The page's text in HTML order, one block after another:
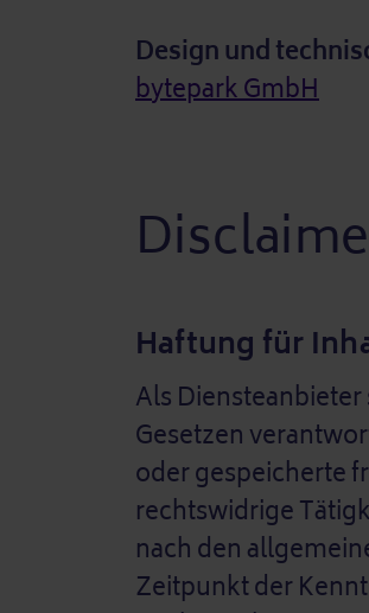
Design und
bytepark GmbH
Haftung für
Als
Gesetzen
oder gespeicherte
rechtswidrige
nach den
Zeitpunkt der